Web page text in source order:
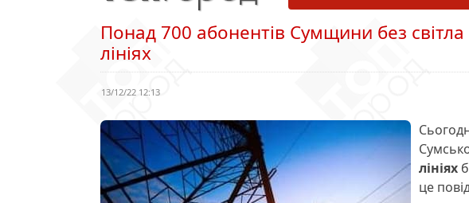
Понад 700 абонентів Сумщини без світла
лініях
13/12/22 12:13
лініях
це